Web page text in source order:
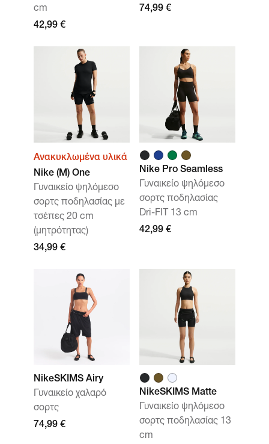
cm
42,99 €
74,99 €
Ανακυκλωμένα υλικά
Nike (M) One
Γυναικείο ψηλόμεσο
σορτς ποδηλασίας με
τσέπες 20 cm
(μητρότητας)
34,99 €
Nike Pro Seamless
Γυναικείο ψηλόμεσο
σορτς ποδηλασίας
Dri-FIT 13 cm
42,99 €
NikeSKIMS Airy
Γυναικείο χαλαρό
σορτς
74,99 €
NikeSKIMS Matte
Γυναικείο ψηλόμεσο
σορτς ποδηλασίας 13
cm